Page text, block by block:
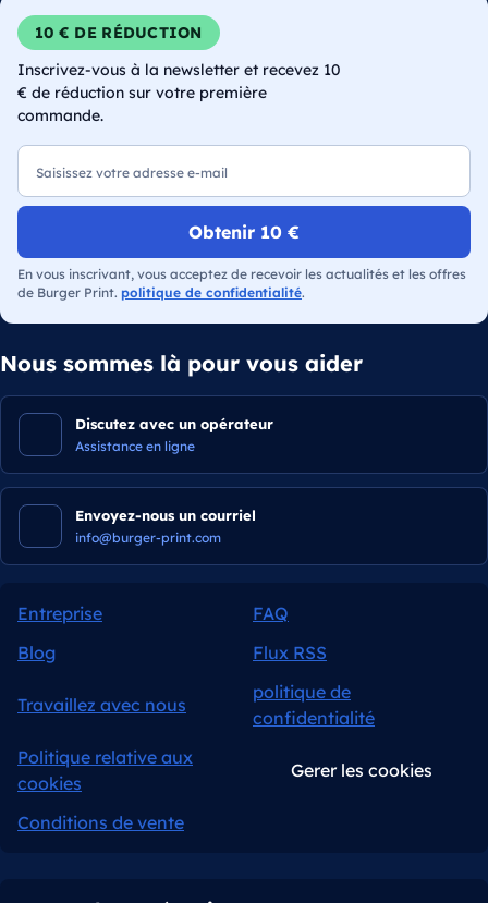
10 € DE RÉDUCTION
Inscrivez-vous à la newsletter et recevez 10
€ de réduction sur votre première
commande.
E-mail
Obtenir 10 €
En vous inscrivant, vous acceptez de recevoir les actualités et les offres
de Burger Print. politique de confidentialité.
Nous sommes là pour vous aider
Discutez avec un opérateur
Assistance en ligne
Envoyez-nous un courriel
info@burger-print.com
Entreprise
FAQ
Blog
Flux RSS
Travaillez avec nous
politique de
confidentialité
Politique relative aux
cookies
Gerer les cookies
Conditions de vente